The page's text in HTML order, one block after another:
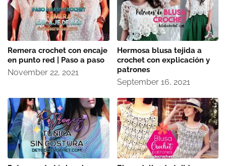
Remera crochet con encaje
en punto red | Paso a paso
November 22, 2021
Hermosa blusa tejida a
crochet con explicación y
patrones
September 16, 2021